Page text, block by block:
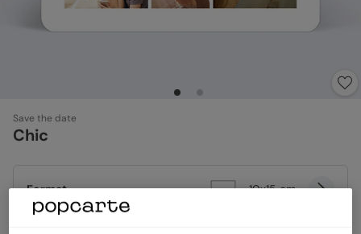
Save the date
Chic
Format 10x15 cm